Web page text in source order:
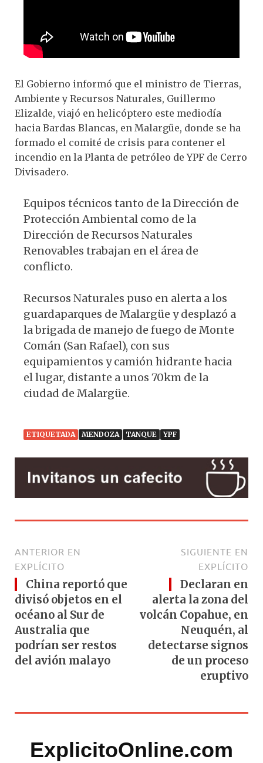
El Gobierno informó que el ministro de Tierras,
Ambiente y Recursos Naturales, Guillermo
Elizalde, viajó en helicóptero este mediodía
hacia Bardas Blancas, en Malargüe, donde se ha
formado el comité de crisis para contener el
incendio en la Planta de petróleo de YPF de Cerro
Divisadero.
Equipos técnicos tanto de la Dirección de
Protección Ambiental como de la
Dirección de Recursos Naturales
Renovables trabajan en el área de
conflicto.
Recursos Naturales puso en alerta a los
guardaparques de Malargüe y desplazó a
la brigada de manejo de fuego de Monte
Comán (San Rafael), con sus
equipamientos y camión hidrante hacia
el lugar, distante a unos 70km de la
ciudad de Malargüe.
ETIQUETADA MENDOZA TANQUE YPF
ANTERIOR EN
EXPLÍCITO
China reportó que
divisó objetos en el
océano al Sur de
Australia que
podrían ser restos
del avión malayo
SIGUIENTE EN
EXPLÍCITO
Declaran en
alerta la zona del
volcán Copahue, en
Neuquén, al
detectarse signos
de un proceso
eruptivo
ExplicitoOnline.com